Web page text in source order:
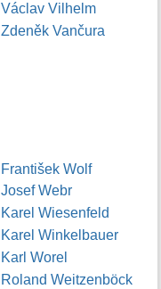
Václav Vilhelm
Zdeněk Vančura
František Wolf
Josef Webr
Karel Wiesenfeld
Karel Winkelbauer
Karl Worel
Roland Weitzenböck